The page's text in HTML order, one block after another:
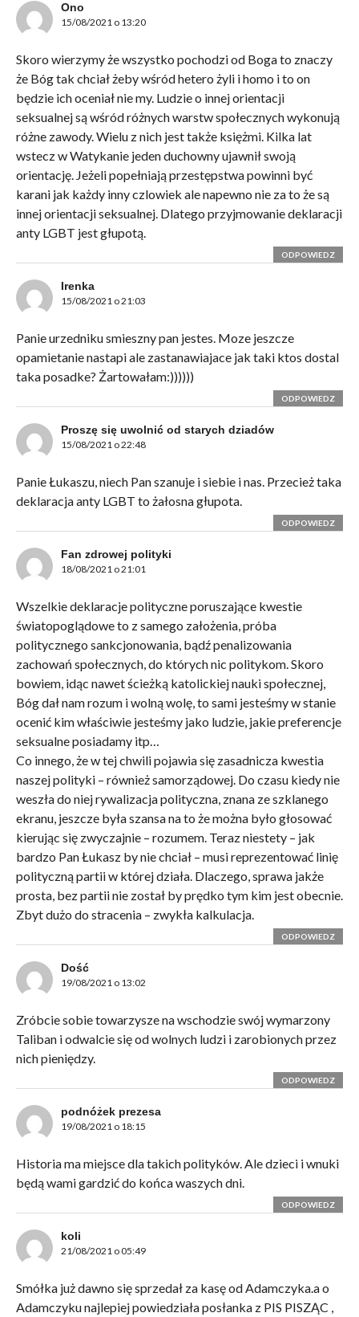
Ono
15/08/2021 o 13:20
Skoro wierzymy że wszystko pochodzi od Boga to znaczy
że Bóg tak chciał żeby wśród hetero żyli i homo i to on
będzie ich oceniał nie my. Ludzie o innej orientacji
seksualnej są wśród różnych warstw społecznych wykonują
różne zawody. Wielu z nich jest także księżmi. Kilka lat
wstecz w Watykanie jeden duchowny ujawnił swoją
orientację. Jeżeli popełniają przestępstwa powinni być
karani jak każdy inny czlowiek ale napewno nie za to że są
innej orientacji seksualnej. Dlatego przyjmowanie deklaracji
anty LGBT jest głupotą.
ODPOWIEDZ
Irenka
15/08/2021 o 21:03
Panie urzedniku smieszny pan jestes. Moze jeszcze
opamietanie nastapi ale zastanawiajace jak taki ktos dostal
taka posadke? Żartowałam:))))))
ODPOWIEDZ
Proszę się uwolnić od starych dziadów
15/08/2021 o 22:48
Panie Łukaszu, niech Pan szanuje i siebie i nas. Przecież taka
deklaracja anty LGBT to żałosna głupota.
ODPOWIEDZ
Fan zdrowej polityki
18/08/2021 o 21:01
Wszelkie deklaracje polityczne poruszające kwestie
światopoglądowe to z samego założenia, próba
politycznego sankcjonowania, bądź penalizowania
zachowań społecznych, do których nic politykom. Skoro
bowiem, idąc nawet ścieżką katolickiej nauki społecznej,
Bóg dał nam rozum i wolną wolę, to sami jesteśmy w stanie
ocenić kim właściwie jesteśmy jako ludzie, jakie preferencje
seksualne posiadamy itp…
Co innego, że w tej chwili pojawia się zasadnicza kwestia
naszej polityki – również samorządowej. Do czasu kiedy nie
weszła do niej rywalizacja polityczna, znana ze szklanego
ekranu, jeszcze była szansa na to że można było głosować
kierując się zwyczajnie – rozumem. Teraz niestety – jak
bardzo Pan Łukasz by nie chciał – musi reprezentować linię
polityczną partii w której działa. Dlaczego, sprawa jakże
prosta, bez partii nie został by prędko tym kim jest obecnie.
Zbyt dużo do stracenia – zwykła kalkulacja.
ODPOWIEDZ
Dość
19/08/2021 o 13:02
Zróbcie sobie towarzysze na wschodzie swój wymarzony
Taliban i odwalcie się od wolnych ludzi i zarobionych przez
nich pieniędzy.
ODPOWIEDZ
podnóżek prezesa
19/08/2021 o 18:15
Historia ma miejsce dla takich polityków. Ale dzieci i wnuki
będą wami gardzić do końca waszych dni.
ODPOWIEDZ
koli
21/08/2021 o 05:49
Smółka już dawno się sprzedał za kasę od Adamczyka.a o
Adamczyku najlepiej powiedziała posłanka z PIS PISZĄC ,